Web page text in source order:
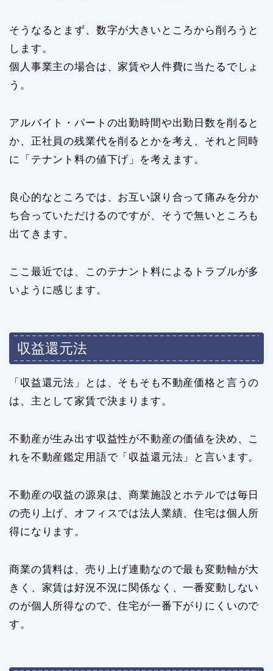
そうなるとまず、数字が大きいところから削ろうと
します。
個人事業主の場合は、家賃や人件費に当たるでしょ
う。
アルバイト・パートの出勤時間や出勤日数を削ると
か、正社員の残業代を削るとかを考え、それと同時
に「テナント料の値下げ」を考えます。
良心的なところでは、お互い譲り合って痛みを分か
ち合っていただけるのですが、そうで無いところも
出てきます。
ここ最近では、このテナント料によるトラブルが多
いように感じます。
収益還元法
「収益還元法」とは、そもそも不動産価格と言うの
は、主として家賃で決まります。
不動産が生み出す収益性が不動産の価値を決め、こ
れを不動産鑑定用語で「収益還元法」と言います。
不動産の収益の源泉は、商業施設とホテルでは毎日
の売り上げ、オフィスでは法人業績、住宅は個人所
得になります。
商業の賃料は、売り上げ連動なので最も変動軸が大
きく、家賃は好況不況に関係なく、一番変動しない
のが個人所得なので、住宅が一番下がりにくいので
す。